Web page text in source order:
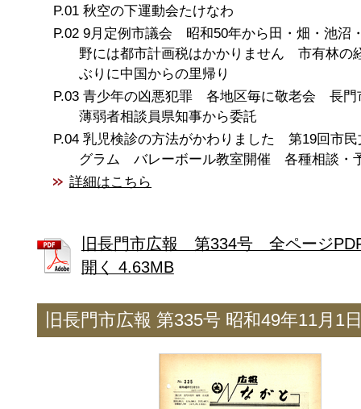
秋空の下運動会たけなわ
9月定例市議会 昭和50年から田・畑・池沼
野には都市計画税はかかりません 市有林
ぶりに中国からの里帰り
青少年の凶悪犯罪 各地区毎に敬老会 長門
薄弱者相談員県知事から委託
乳児検診の方法がかわりました 第19回市民
グラム バレーボール教室開催 各種相談・
詳細はこちら
旧長門市広報 第334号 全ページ
開く 4.63MB
旧長門市広報 第335号 昭和49年11月1